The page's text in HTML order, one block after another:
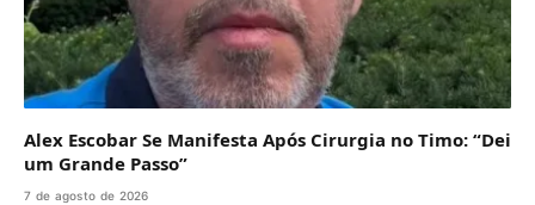
Alex Escobar Se Manifesta Após Cirurgia no Timo: “Dei
um Grande Passo”
7 de agosto de 2026